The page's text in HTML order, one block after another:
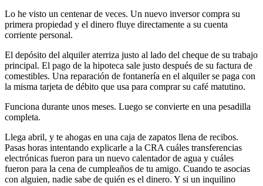
Lo he visto un centenar de veces. Un nuevo inversor compra su
primera propiedad y el dinero fluye directamente a su cuenta
corriente personal.
El depósito del alquiler aterriza justo al lado del cheque de su trabajo
principal. El pago de la hipoteca sale justo después de su factura de
comestibles. Una reparación de fontanería en el alquiler se paga con
la misma tarjeta de débito que usa para comprar su café matutino.
Funciona durante unos meses. Luego se convierte en una pesadilla
completa.
Llega abril, y te ahogas en una caja de zapatos llena de recibos.
Pasas horas intentando explicarle a la CRA cuáles transferencias
electrónicas fueron para un nuevo calentador de agua y cuáles
fueron para la cena de cumpleaños de tu amigo. Cuando te asocias
con alguien, nadie sabe de quién es el dinero. Y si un inquilino